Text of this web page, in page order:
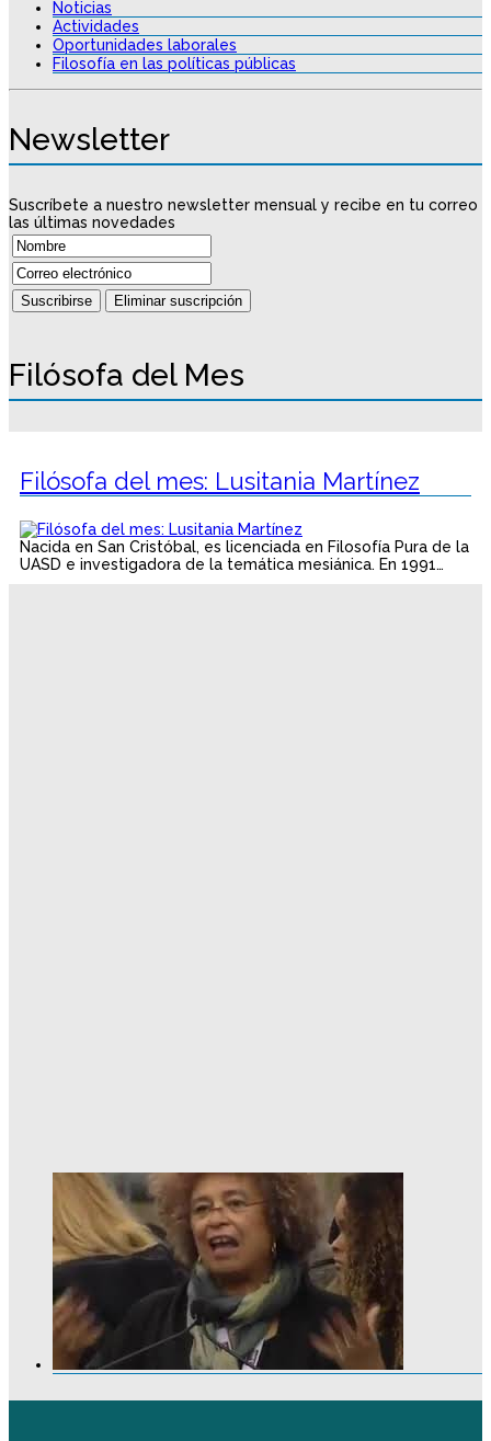
Noticias
Actividades
Oportunidades laborales
Filosofía en las políticas públicas
Newsletter
Suscríbete a nuestro newsletter mensual y recibe en tu correo
las últimas novedades
Filósofa del Mes
Filósofa del mes: Lusitania Martínez
Nacida en San Cristóbal, es licenciada en Filosofía Pura de la
UASD e investigadora de la temática mesiánica. En 1991…